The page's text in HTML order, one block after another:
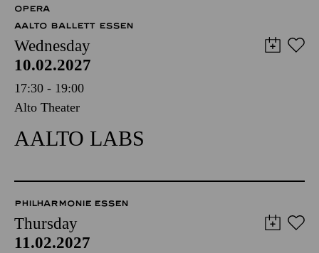
OPERA
AALTO BALLETT ESSEN
Wednesday
10.02.2027
17:30 - 19:00
Alto Theater
AALTO LABS
PHILHARMONIE ESSEN
Thursday
11.02.2027